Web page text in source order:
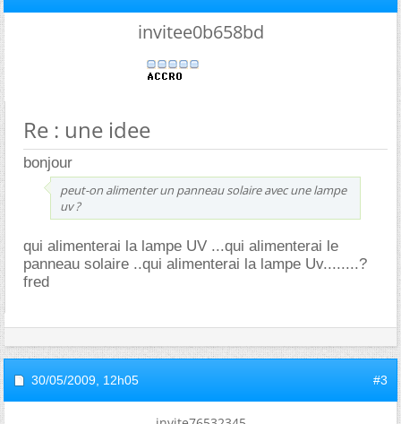
invitee0b658bd
Re : une idee
bonjour
peut-on alimenter un panneau solaire avec une lampe
uv ?
qui alimenterai la lampe UV ...qui alimenterai le
panneau solaire ..qui alimenterai la lampe Uv........?
fred
30/05/2009, 12h05 #3